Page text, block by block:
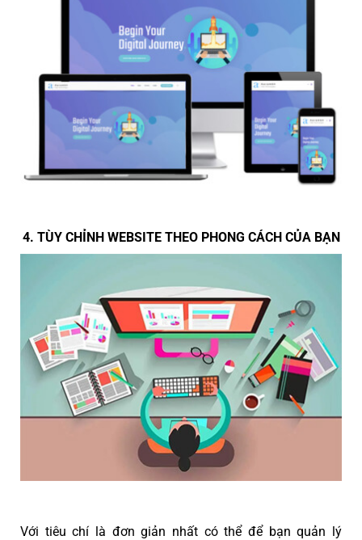
4. TÙY CHỈNH WEBSITE THEO PHONG CÁCH CỦA BẠN
Với tiêu chí là đơn giản nhất có thể để bạn quản lý